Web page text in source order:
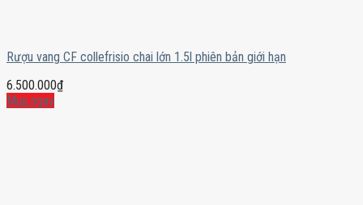
Rượu vang CF collefrisio chai lớn 1.5l phiên bản giới hạn
6.500.000₫
Mua ngay